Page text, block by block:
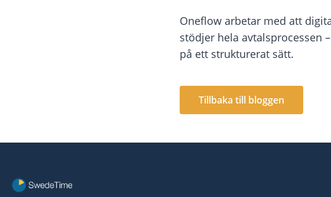
Oneflow arbetar med att
stödjer hela avtalsprocessen
på ett strukturerat sätt.
Tillbaka till bloggen